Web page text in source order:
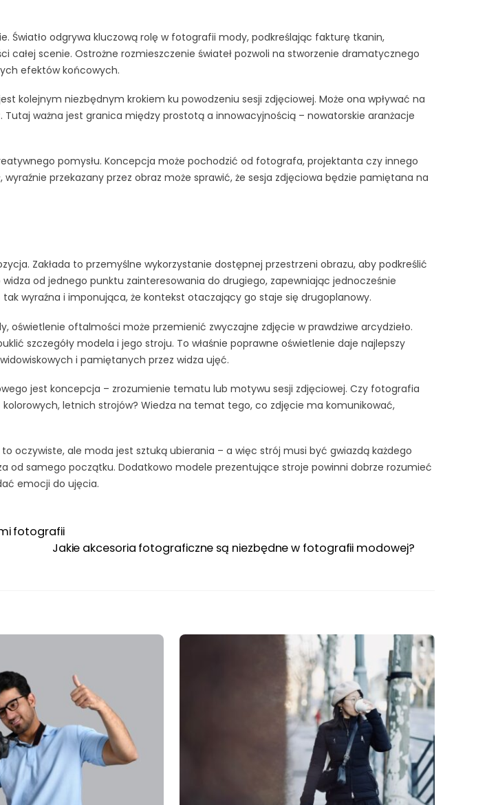
odgrywa kluczową rolę w fotografii mody, podkreślając fakturę tkanin,
scenie. Ostrożne rozmieszczenie świateł pozwoli na stworzenie dramatycznego
efektów końcowych.
kolejnym niezbędnym krokiem ku powodzeniu sesji zdjęciowej. Może ona wpływać na
ważna jest granica między prostotą a innowacyjnością – nowatorskie aranżacje
pomysłu. Koncepcja może pochodzić od fotografa, projektanta czy innego
przekazany przez obraz może sprawić, że sesja zdjęciowa będzie pamiętana na
Zakłada to przemyślne wykorzystanie dostępnej przestrzeni obrazu, aby podkreślić
od jednego punktu zainteresowania do drugiego, zapewniając jednocześnie
wyraźna i imponująca, że kontekst otaczający go staje się drugoplanowy.
oftalmości może przemienić zwyczajne zdjęcie w prawdziwe arcydzieło.
szczegóły modela i jego stroju. To właśnie poprawne oświetlenie daje najlepszy
i pamiętanych przez widza ujęć.
jest koncepcja – zrozumienie tematu lub motywu sesji zdjęciowej. Czy fotografia
letnich strojów? Wiedza na temat tego, co zdjęcie ma komunikować,
oczywiste, ale moda jest sztuką ubierania – a więc strój musi być gwiazdą każdego
od samego początku. Dodatkowo modele prezentujące stroje powinni dobrze rozumieć
emocji do ujęcia.
fotografii
Jakie akcesoria fotograficzne są niezbędne w fotografii modowej?